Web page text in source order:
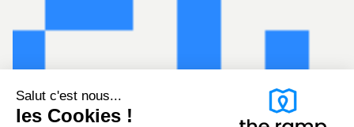
Salut c'est nous...
les Cookies !